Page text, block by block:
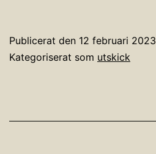
Publicerat den 12 februari 2023
Kategoriserat som utskick